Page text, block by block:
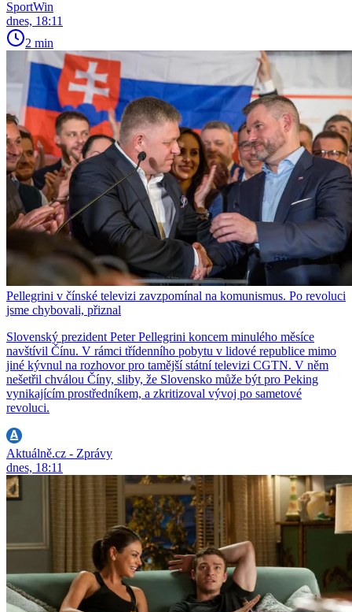
SportWin
dnes, 18:11
2 min
Pellegrini v čínské televizi zavzpomínal na komunismus. Po revoluci
jsme chybovali, přiznal
Slovenský prezident Peter Pellegrini koncem minulého měsíce
navštívil Čínu. V rámci třídenního pobytu v lidové republice mimo
jiné kývnul na rozhovor pro tamější státní televizi CGTN. V něm
nešetřil chválou Číny, sliby, že Slovensko může být pro Peking
vynikajícím prostředníkem, a zkritizoval vývoj po sametové
revoluci.
Aktuálně.cz - Zprávy
dnes, 18:11